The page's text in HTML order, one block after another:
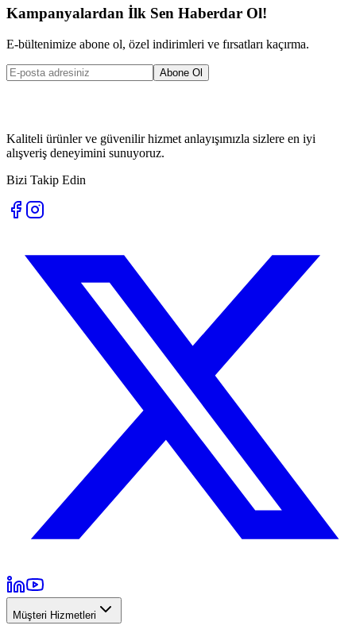
Kampanyalardan İlk Sen Haberdar Ol!
E-bültenimize abone ol, özel indirimleri ve fırsatları kaçırma.
Abone Ol
Kaliteli ürünler ve güvenilir hizmet anlayışımızla sizlere en iyi
alışveriş deneyimini sunuyoruz.
Bizi Takip Edin
Müşteri Hizmetleri